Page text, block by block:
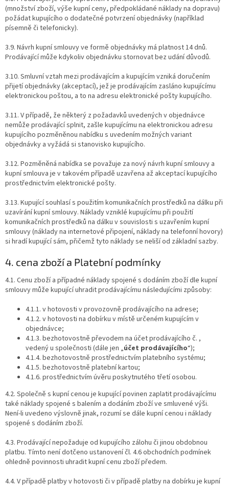
(množství zboží, výše kupní ceny, předpokládané náklady na dopravu)
požádat kupujícího o dodatečné potvrzení objednávky (například
písemně či telefonicky).
3.9. Návrh kupní smlouvy ve formě objednávky má platnost 14 dnů.
Prodávající může kdykoliv objednávku stornovat bez udání důvodů.
3.10. Smluvní vztah mezi prodávajícím a kupujícím vzniká doručením
přijetí objednávky (akceptací), jež je prodávajícím zasláno kupujícímu
elektronickou poštou, a to na adresu elektronické pošty kupujícího.
3.11. V případě, že některý z požadavků uvedených v objednávce
nemůže prodávající splnit, zašle kupujícímu na elektronickou adresu
kupujícího pozměněnou nabídku s uvedením možných variant
objednávky a vyžádá si stanovisko kupujícího.
3.12. Pozměněná nabídka se považuje za nový návrh kupní smlouvy a
kupní smlouva je v takovém případě uzavřena až akceptací kupujícího
prostřednictvím elektronické pošty.
3.13. Kupující souhlasí s použitím komunikačních prostředků na dálku při
uzavírání kupní smlouvy. Náklady vzniklé kupujícímu při použití
komunikačních prostředků na dálku v souvislosti s uzavřením kupní
smlouvy (náklady na internetové připojení, náklady na telefonní hovory)
si hradí kupující sám, přičemž tyto náklady se neliší od základní sazby.
4. cena zboží a Platební podmínky
4.1. Cenu zboží a případné náklady spojené s dodáním zboží dle kupní
smlouvy může kupující uhradit prodávajícímu následujícími způsoby:
4.1.1. v hotovosti v provozovně prodávajícího na adrese;
4.1.2. v hotovosti na dobírku v místě určeném kupujícím v
objednávce;
4.1.3. bezhotovostně převodem na účet prodávajícího č. ,
vedený u společnosti (dále jen „účet prodávajícího“);
4.1.4. bezhotovostně prostřednictvím platebního systému;
4.1.5. bezhotovostně platební kartou;
4.1.6. prostřednictvím úvěru poskytnutého třetí osobou.
4.2. Společně s kupní cenou je kupující povinen zaplatit prodávajícímu
také náklady spojené s balením a dodáním zboží ve smluvené výši.
Není-li uvedeno výslovně jinak, rozumí se dále kupní cenou i náklady
spojené s dodáním zboží.
4.3. Prodávající nepožaduje od kupujícího zálohu či jinou obdobnou
platbu. Tímto není dotčeno ustanovení čl. 4.6 obchodních podmínek
ohledně povinnosti uhradit kupní cenu zboží předem.
4.4. V případě platby v hotovosti či v případě platby na dobírku je kupní